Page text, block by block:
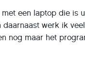
een laptop die is
werk ik
nog maar het